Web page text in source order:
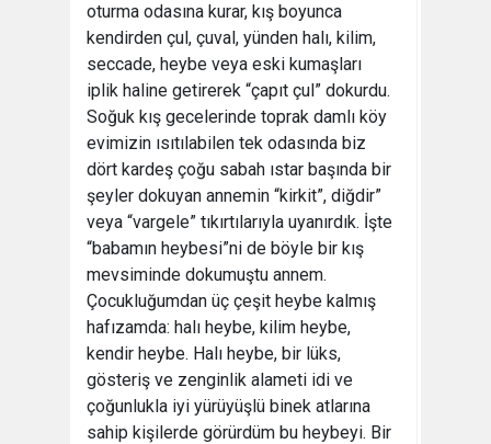
oturma odasına kurar, kış boyunca
kendirden çul, çuval, yünden halı, kilim,
seccade, heybe veya eski kumaşları
iplik haline getirerek “çapıt çul” dokurdu.
Soğuk kış gecelerinde toprak damlı köy
evimizin ısıtılabilen tek odasında biz
dört kardeş çoğu sabah ıstar başında bir
şeyler dokuyan annemin “kirkit”, diğdir”
veya “vargele” tıkırtılarıyla uyanırdık. İşte
“babamın heybesi”ni de böyle bir kış
mevsiminde dokumuştu annem.
Çocukluğumdan üç çeşit heybe kalmış
hafızamda: halı heybe, kilim heybe,
kendir heybe. Halı heybe, bir lüks,
gösteriş ve zenginlik alameti idi ve
çoğunlukla iyi yürüyüşlü binek atlarına
sahip kişilerde görürdüm bu heybeyi. Bir